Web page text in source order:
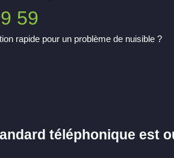
59
rapide pour un problème de nuisible ?
téléphonique est